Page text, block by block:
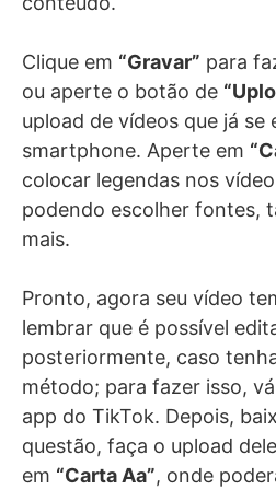
Clique em “Gravar” para
ou aperte o botão de
upload de vídeos que já se
smartphone. Aperte em
colocar legendas nos
podendo escolher fontes,
mais.
Pronto, agora seu vídeo
lembrar que é possível
posteriormente, caso
método; para fazer isso,
app do TikTok. Depois,
questão, faça o upload
em “Carta Aa”, onde